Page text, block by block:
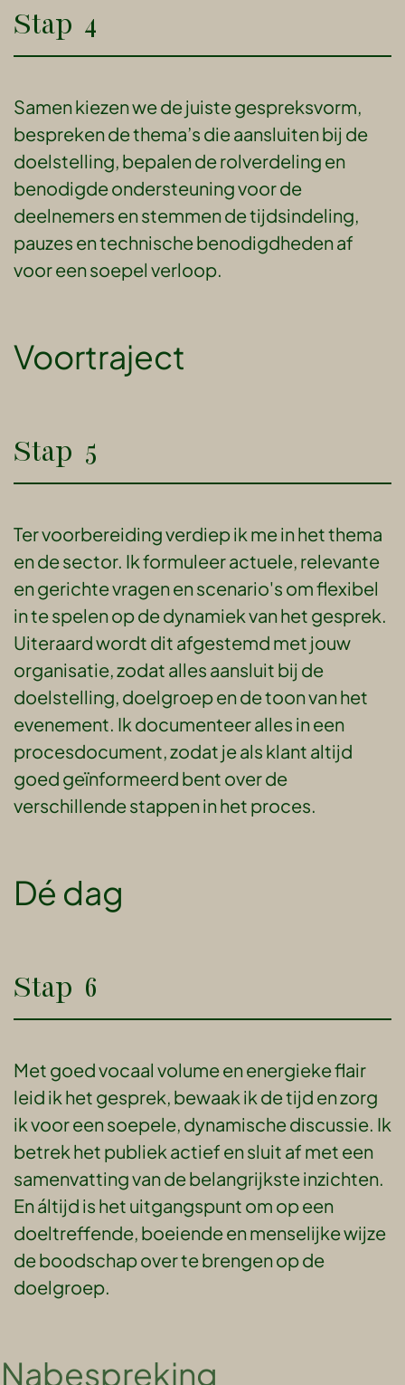
Stap 4
Samen kiezen we de juiste gespreksvorm,
bespreken de thema’s die aansluiten bij de
doelstelling, bepalen de rolverdeling en
benodigde ondersteuning voor de
deelnemers en stemmen de tijdsindeling,
pauzes en technische benodigdheden af
voor een soepel verloop.
Voortraject
Stap 5
Ter voorbereiding verdiep ik me in het thema
en de sector. Ik formuleer actuele, relevante
en gerichte vragen en scenario's om flexibel
in te spelen op de dynamiek van het gesprek.
Uiteraard wordt dit afgestemd met jouw
organisatie, zodat alles aansluit bij de
doelstelling, doelgroep en de toon van het
evenement. Ik documenteer alles in een
procesdocument, zodat je als klant altijd
goed geïnformeerd bent over de
verschillende stappen in het proces.
Dé dag
Stap 6
Met goed vocaal volume en energieke flair
leid ik het gesprek, bewaak ik de tijd en zorg
ik voor een soepele, dynamische discussie. Ik
betrek het publiek actief en sluit af met een
samenvatting van de belangrijkste inzichten.
En áltijd is het uitgangspunt om op een
doeltreffende, boeiende en menselijke wijze
de boodschap over te brengen op de
doelgroep.
Nabespreking